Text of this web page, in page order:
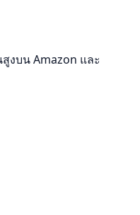
งบน Amazon และ